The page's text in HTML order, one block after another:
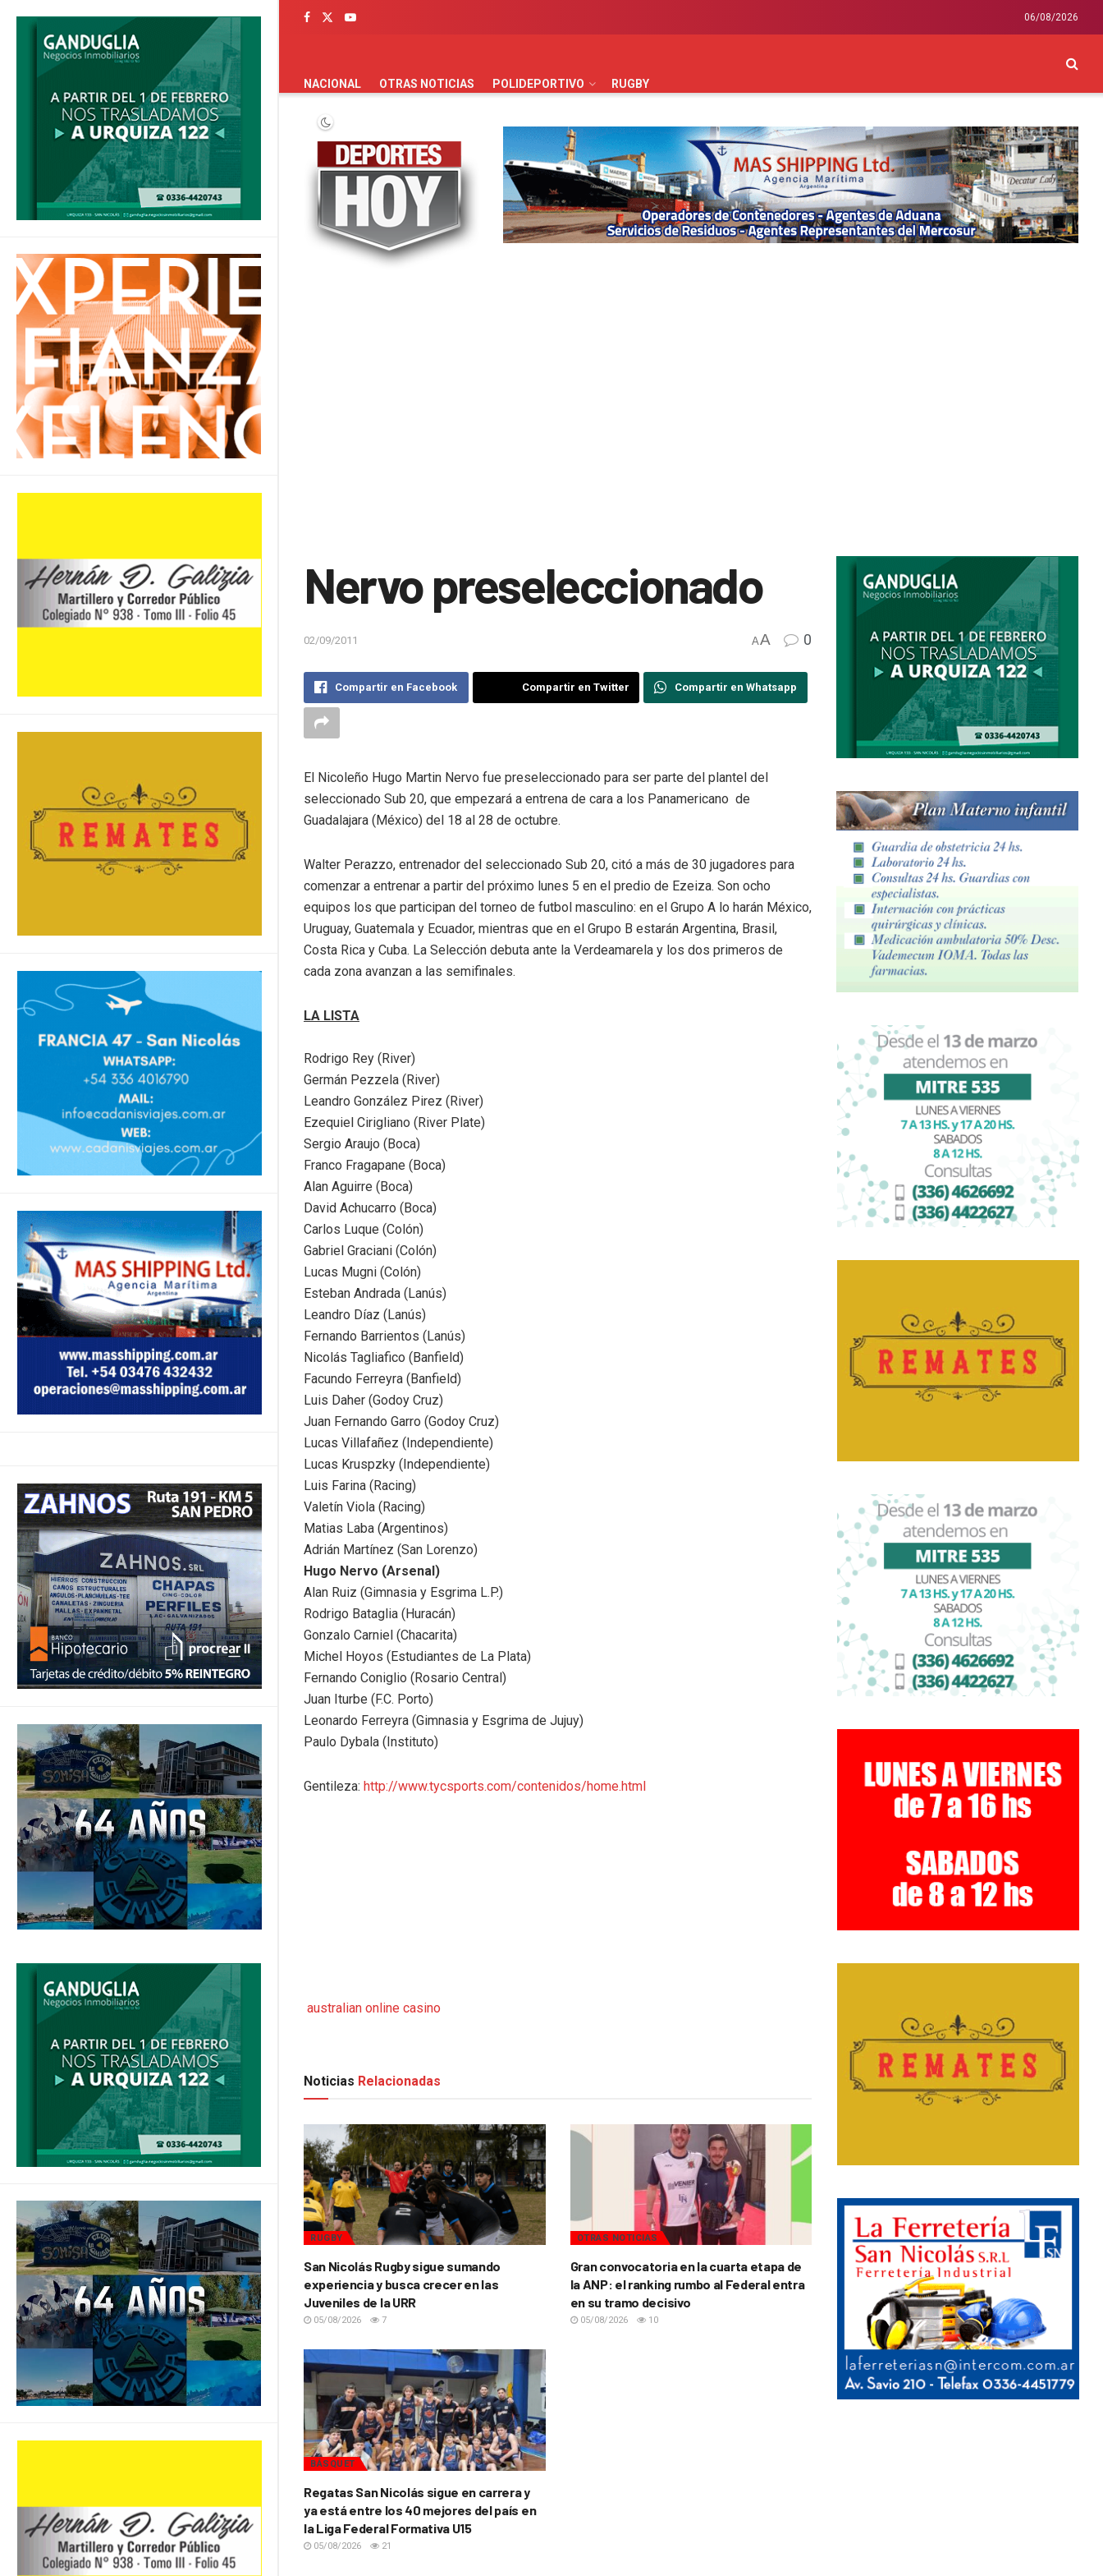
06/08/2026
PORTADA
NACIONAL OTRAS NOTICIAS POLIDEPORTIVO RUGBY
Nervo preseleccionado
02/09/2011 AA 0
Compartir en Facebook Compartir en Twitter Compartir en Whatsapp
El Nicoleño Hugo Martin Nervo fue preseleccionado para ser parte del plantel del
seleccionado Sub 20, que empezará a entrena de cara a los Panamericano de
Guadalajara (México) del 18 al 28 de octubre.
Walter Perazzo, entrenador del seleccionado Sub 20, citó a más de 30 jugadores para
comenzar a entrenar a partir del próximo lunes 5 en el predio de Ezeiza. Son ocho
equipos los que participan del torneo de futbol masculino: en el Grupo A lo harán México,
Uruguay, Guatemala y Ecuador, mientras que en el Grupo B estarán Argentina, Brasil,
Costa Rica y Cuba. La Selección debuta ante la Verdeamarela y los dos primeros de
cada zona avanzan a las semifinales.
LA LISTA
Rodrigo Rey (River)
Germán Pezzela (River)
Leandro González Pirez (River)
Ezequiel Cirigliano (River Plate)
Sergio Araujo (Boca)
Franco Fragapane (Boca)
Alan Aguirre (Boca)
David Achucarro (Boca)
Carlos Luque (Colón)
Gabriel Graciani (Colón)
Lucas Mugni (Colón)
Esteban Andrada (Lanús)
Leandro Díaz (Lanús)
Fernando Barrientos (Lanús)
Nicolás Tagliafico (Banfield)
Facundo Ferreyra (Banfield)
Luis Daher (Godoy Cruz)
Juan Fernando Garro (Godoy Cruz)
Lucas Villafañez (Independiente)
Lucas Kruspzky (Independiente)
Luis Farina (Racing)
Valetín Viola (Racing)
Matias Laba (Argentinos)
Adrián Martínez (San Lorenzo)
Hugo Nervo (Arsenal)
Alan Ruiz (Gimnasia y Esgrima L.P.)
Rodrigo Bataglia (Huracán)
Gonzalo Carniel (Chacarita)
Michel Hoyos (Estudiantes de La Plata)
Fernando Coniglio (Rosario Central)
Juan Iturbe (F.C. Porto)
Leonardo Ferreyra (Gimnasia y Esgrima de Jujuy)
Paulo Dybala (Instituto)
Gentileza: http://www.tycsports.com/contenidos/home.html
australian online casino
Noticias Relacionadas
RUGBY
San Nicolás Rugby sigue sumando
experiencia y busca crecer en las
Juveniles de la URR
05/08/2026 7
OTRAS NOTICIAS
Gran convocatoria en la cuarta etapa de
la ANP: el ranking rumbo al Federal entra
en su tramo decisivo
05/08/2026 10
BÁSQUET
Regatas San Nicolás sigue en carrera y
ya está entre los 40 mejores del país en
la Liga Federal Formativa U15
05/08/2026 21